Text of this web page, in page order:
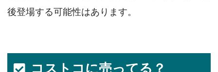
後登場する可能性はあります。
コストコに売ってる？